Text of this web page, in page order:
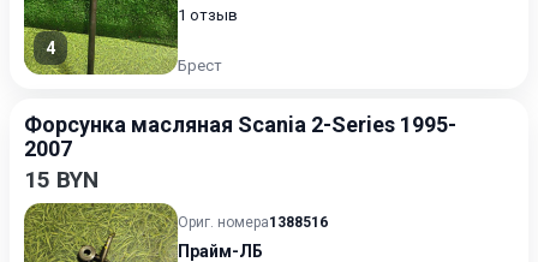
4
1 отзыв
Брест
Форсунка масляная Scania 2-Series 1995-
2007
15 BYN
Ориг. номера1388516
Прайм-ЛБ